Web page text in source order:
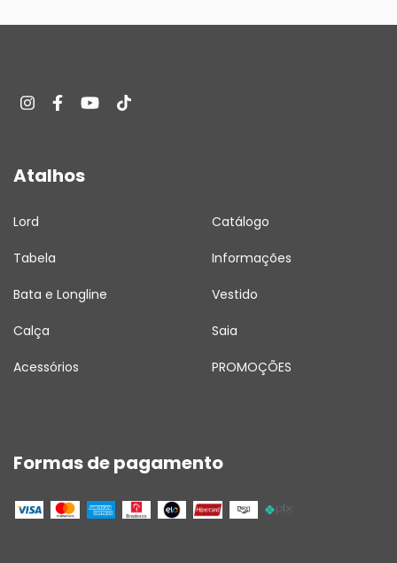
Atalhos
Lord Catálogo
Tabela Informações
Bata e Longline Vestido
Calça Saia
Acessórios PROMOÇÕES
Formas de pagamento